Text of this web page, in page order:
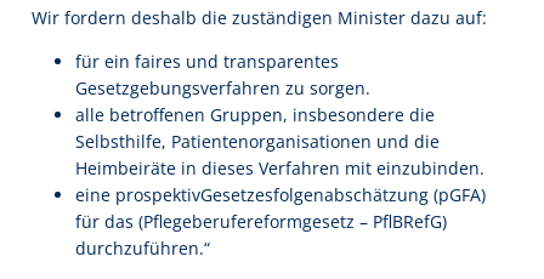
Wir fordern deshalb die zuständigen Minister dazu auf:
für ein faires und transparentes
Gesetzgebungsverfahren zu sorgen.
alle betroffenen Gruppen, insbesondere die
Selbsthilfe, Patientenorganisationen und die
Heimbeiräte in dieses Verfahren mit einzubinden.
eine prospektivGesetzesfolgenabschätzung (pGFA)
für das (Pflegeberufereformgesetz – PflBRefG)
durchzuführen.“